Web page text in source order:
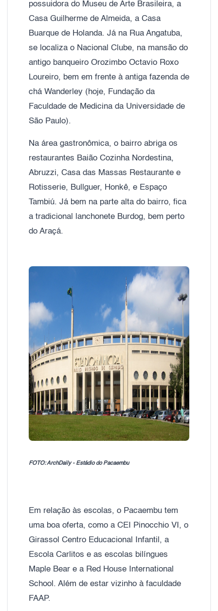
possuidora do Museu de Arte Brasileira, a
Casa Guilherme de Almeida, a Casa
Buarque de Holanda. Já na Rua Angatuba,
se localiza o Nacional Clube, na mansão do
antigo banqueiro Orozimbo Octavio Roxo
Loureiro, bem em frente à antiga fazenda de
chá Wanderley (hoje, Fundação da
Faculdade de Medicina da Universidade de
São Paulo).
Na área gastronômica, o bairro abriga os
restaurantes Baião Cozinha Nordestina,
Abruzzi, Casa das Massas Restaurante e
Rotisserie, Bullguer, Honkê, e Espaço
Tambiú. Já bem na parte alta do bairro, fica
a tradicional lanchonete Burdog, bem perto
do Araçá.
FOTO: ArchDaily - Estádio do Pacaembu
Em relação às escolas, o Pacaembu tem
uma boa oferta, como a CEI Pinocchio VI, o
Girassol Centro Educacional Infantil, a
Escola Carlitos e as escolas bilíngues
Maple Bear e a Red House International
School. Além de estar vizinho à faculdade
FAAP.